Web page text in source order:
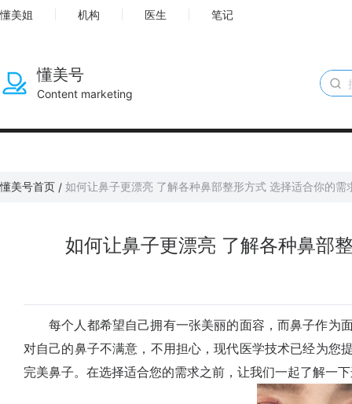
懂美姐 机构 医生 笔记
懂美号
Content marketing
懂美号首页 / 如何让鼻子更漂亮 了解各种鼻部整形方式 选择适合你的需
如何让鼻子更漂亮 了解各种鼻部
每个人都希望自己拥有一张美丽的面容，而鼻子作为
对自己的鼻子不满意，不用担心，现代医学技术已经为您
完美鼻子。在选择适合您的需求之前，让我们一起了解一